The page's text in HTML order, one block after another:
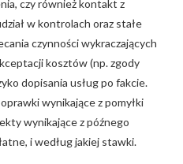
czy również kontakt z
w kontrolach oraz stałe
czynności wykraczających
kosztów (np. zgody
dopisania usług po fakcie.
wynikające z pomyłki
wynikające z późnego
i według jakiej stawki.